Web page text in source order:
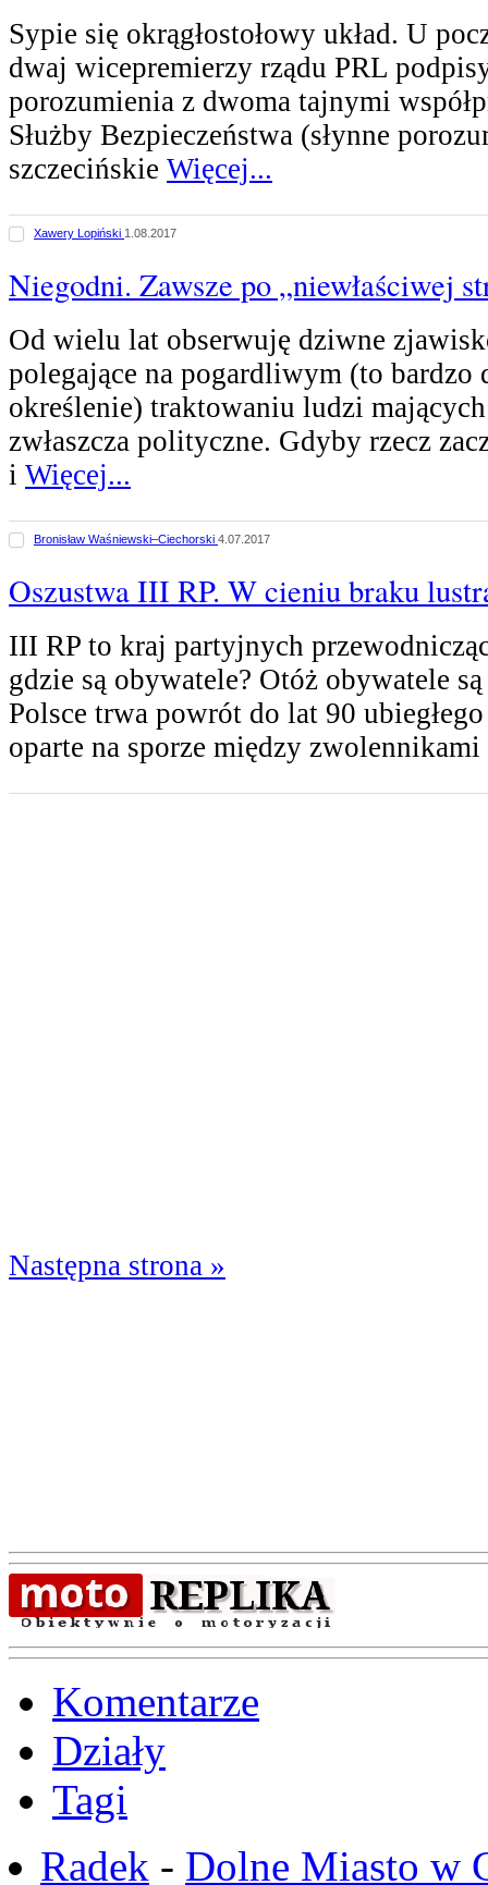
Sypie się okrągłostołowy układ. U
dwaj wicepremierzy rządu PRL
porozumienia z dwoma tajnymi
Służby Bezpieczeństwa (słynne
szczecińskie Więcej...
Xawery Lopiński 1.08.2017
Niegodni. Zawsze po „niewłaściwej
Od wielu lat obserwuję dziwne
polegające na pogardliwym (to bardzo
określenie) traktowaniu ludzi
zwłaszcza polityczne. Gdyby rzecz
i Więcej...
Bronisław Waśniewski–Ciechorski 4.07.2017
Oszustwa III RP. W cieniu braku
III RP to kraj partyjnych
gdzie są obywatele? Otóż obywatele
Polsce trwa powrót do lat 90
oparte na sporze między zwolennikami
Następna strona »
Komentarze
Działy
Tagi
Radek - Dolne Miasto w